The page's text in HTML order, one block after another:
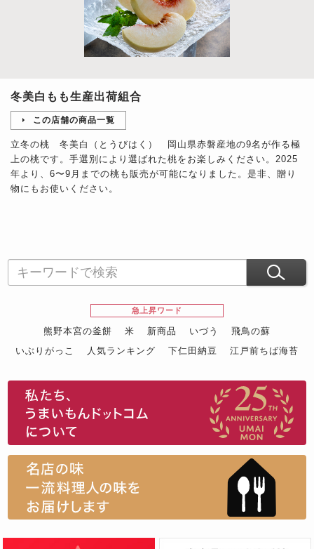
冬美白もも生産出荷組合
この店舗の商品一覧
立冬の桃 冬美白（とうびはく） 岡山県赤磐産地の9名が作る極
上の桃です。手選別により選ばれた桃をお楽しみください。2025
年より、6〜9月までの桃も販売が可能になりました。是非、贈り
物にもお使いください。
急上昇ワード
熊野本宮の釜餅 米 新商品 いづう
飛鳥の蘇
いぶりがっこ
人気ランキング 下仁田納豆
江戸前ちば海苔